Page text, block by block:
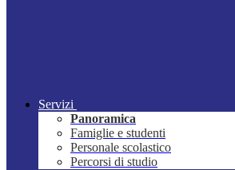
Servizi
Panoramica
Famiglie e studenti
Personale scolastico
Percorsi di studio